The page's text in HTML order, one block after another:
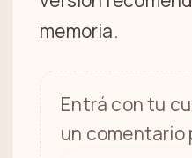
memoria.
Entrá con tu
un comentario